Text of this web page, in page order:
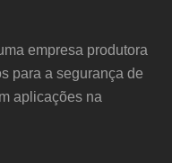
empresa produtora
para a segurança de
aplicações na